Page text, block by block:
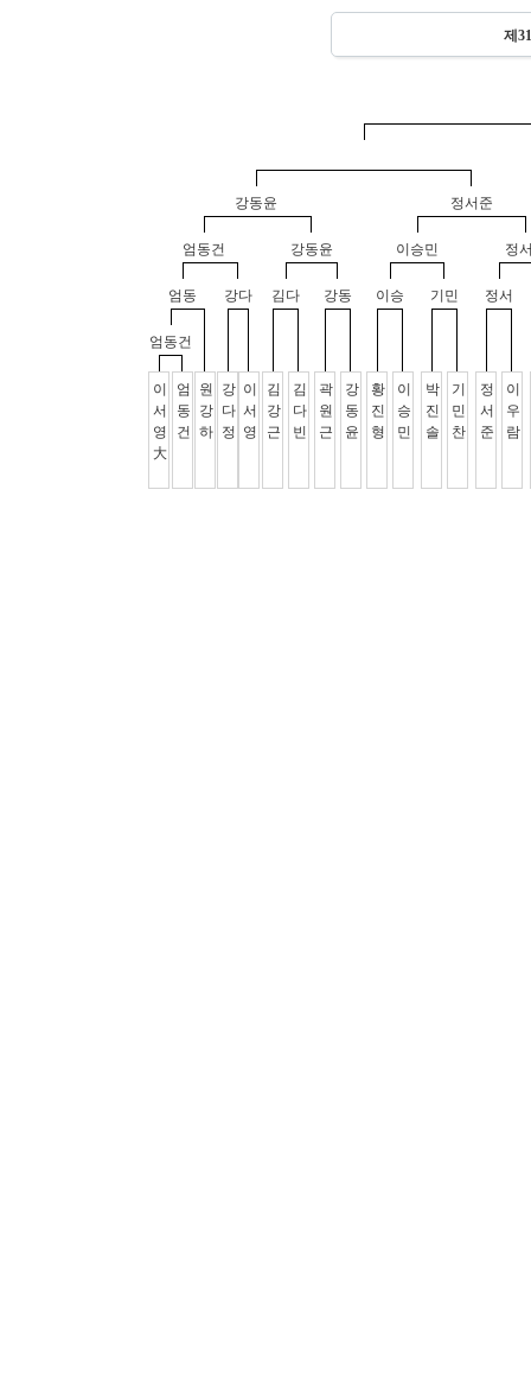
제
강동윤
엄동건
엄동
엄동건
이
서
영
大
엄
동
건
원
강
하
강다
강
다
정
이
서
영
강동윤
김다
김
강
근
김
다
빈
강동
곽
원
근
강
동
윤
정서준
이승민
이승
황
진
형
이
승
민
기민
박
진
솔
기
민
찬
정
정서
정
서
준
이
우
람